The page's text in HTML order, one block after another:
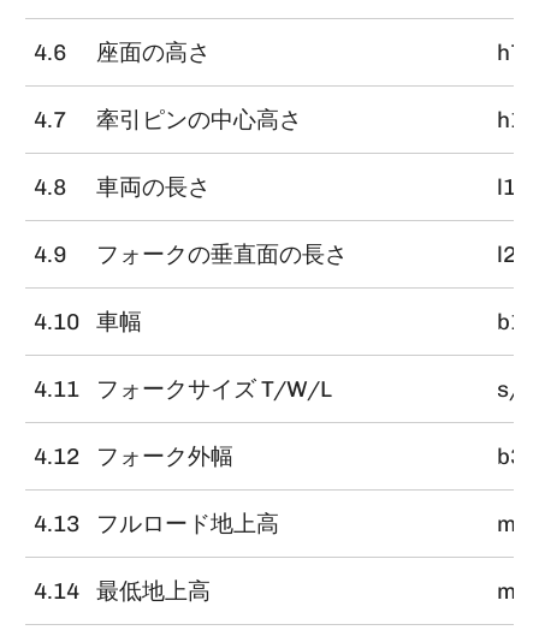
4.6 座面の高さ h7
4.7 牽引ピンの中心高さ h10
4.8 車両の長さ l1
4.9 フォークの垂直面の長さ l2
4.10 車幅
4.11 フォークサイズ T/W/L s/
4.12 フォーク外幅 b3
4.13 フルロード地上高 m1
4.14 最低地上高 m2